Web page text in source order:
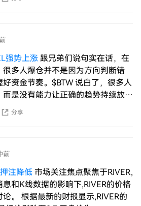
强势上涨 跟兄弟们说句实在话，在
多人爆仓并不是因为方向判断错
资金节奏。$BTW 说白了，很多人
是没有能力让正确的趋势持续放大
分享
前
注降低 市场关注焦点聚焦于RIVER,
和K线数据的影响下,RIVER的价格
。 根据最新的财报显示,RIVER的